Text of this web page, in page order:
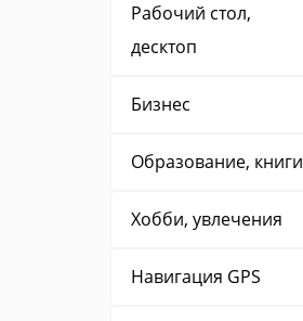
Рабочий стол,
десктоп
Бизнес
Образование, книги
Хобби, увлечения
Навигация GPS